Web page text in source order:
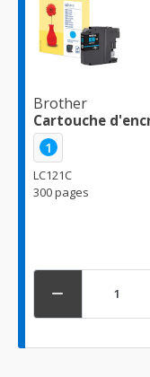
Brother
Cartouche
1
LC121C
300 pages
